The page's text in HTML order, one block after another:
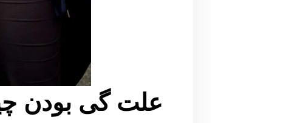
علت گی بودن